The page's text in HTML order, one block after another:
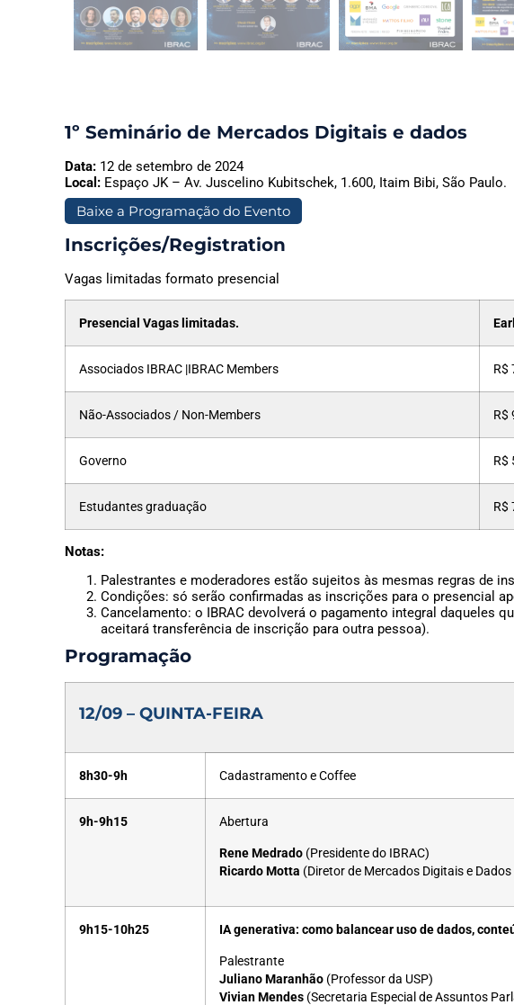
1º Seminário de Mercados Digitais e dados
Data: 12 de setembro de 2024
Local: Espaço JK – Av. Juscelino Kubitschek, 1.600, Itaim Bibi, São Paulo.
Baixe a Programação do Evento
Inscrições/Registration
Vagas limitadas formato presencial
Presencial Vagas limitadas.
Associados IBRAC |IBRAC Members R$
Não-Associados / Non-Members R$
Governo R$
Estudantes graduação R$
Notas:
Palestrantes e moderadores estão sujeitos às mesmas regras de
Condições: só serão confirmadas as inscrições para o presencial
Cancelamento: o IBRAC devolverá o pagamento integral daqueles
aceitará transferência de inscrição para outra pessoa).
Programação
12/09 – QUINTA-FEIRA
8h30-9h Cadastramento e Coffee
9h-9h15 Abertura
Rene Medrado (Presidente do IBRAC)
Ricardo Motta (Diretor de Mercados Digitais e Dados
9h15-10h25 IA generativa: como balancear uso de dados,
Palestrante
Juliano Maranhão (Professor da USP)
Vivian Mendes (Secretaria Especial de Assuntos